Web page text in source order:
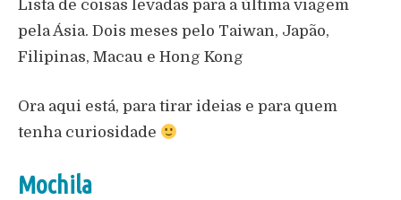
Lista de coisas levadas para a última viagem
pela Ásia. Dois meses pelo Taiwan, Japão,
Filipinas, Macau e Hong Kong
Ora aqui está, para tirar ideias e para quem
tenha curiosidade
Mochila